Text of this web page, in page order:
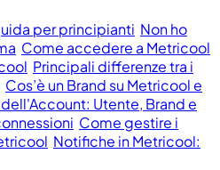
per principianti Non ho
Come accedere a Metricool
Principali differenze tra i
Cos’è un Brand su Metricool e
Utente, Brand e
Come gestire i
Notifiche in Metricool: